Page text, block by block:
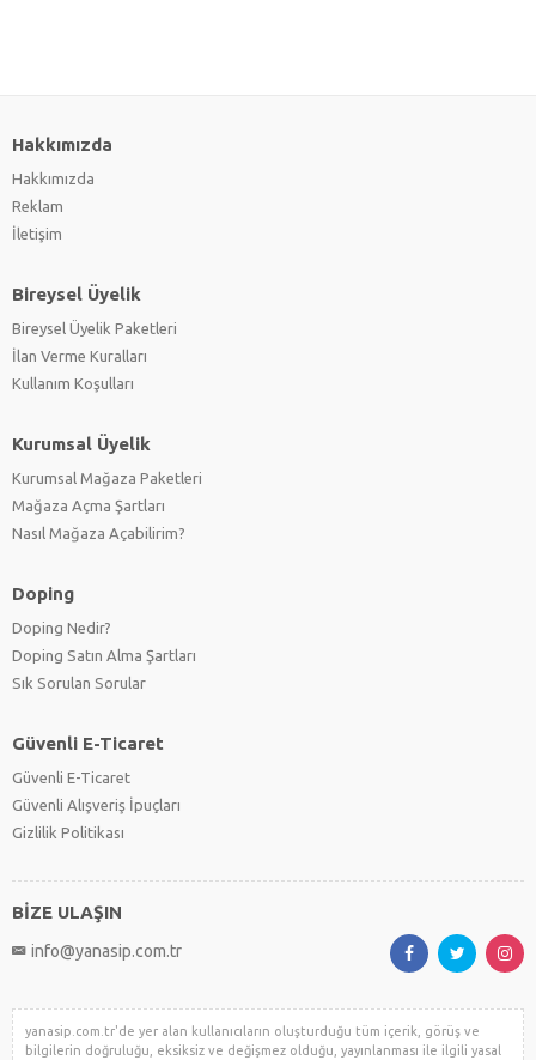
Hakkımızda
Hakkımızda
Reklam
İletişim
Bireysel Üyelik
Bireysel Üyelik Paketleri
İlan Verme Kuralları
Kullanım Koşulları
Kurumsal Üyelik
Kurumsal Mağaza Paketleri
Mağaza Açma Şartları
Nasıl Mağaza Açabilirim?
Doping
Doping Nedir?
Doping Satın Alma Şartları
Sık Sorulan Sorular
Güvenli E-Ticaret
Güvenli E-Ticaret
Güvenli Alışveriş İpuçları
Gizlilik Politikası
BİZE ULAŞIN
info@yanasip.com.tr
yanasip.com.tr'de yer alan kullanıcıların oluşturduğu tüm içerik, görüş ve
bilgilerin doğruluğu, eksiksiz ve değişmez olduğu, yayınlanması ile ilgili yasal